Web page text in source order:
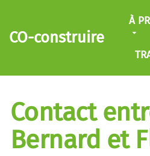
Aller au contenu principal
CO-construire
À
Contact
Bernard et